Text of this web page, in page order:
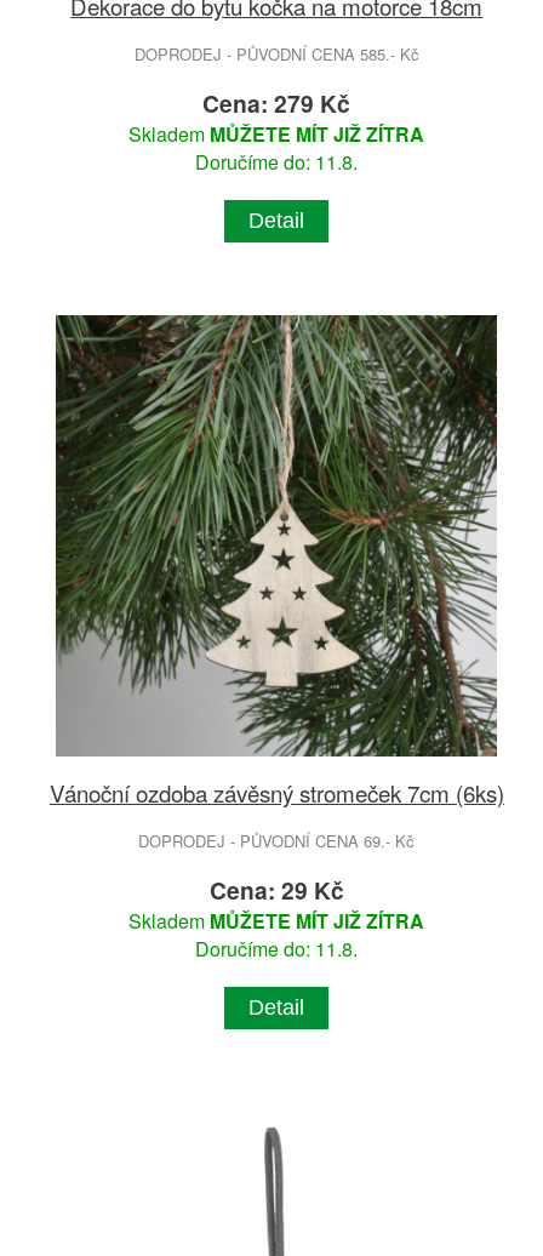
DOPRODEJ - PŮVODNÍ CENA 585.- Kč
Cena: 279 Kč
Skladem MŮŽETE MÍT JIŽ ZÍTRA
Doručíme do: 11.8.
Detail
Vánoční ozdoba závěsný stromeček 7cm (6ks)
DOPRODEJ - PŮVODNÍ CENA 69.- Kč
Cena: 29 Kč
Skladem MŮŽETE MÍT JIŽ ZÍTRA
Doručíme do: 11.8.
Detail